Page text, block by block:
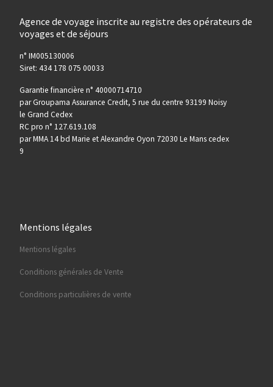
Agence de voyage inscrite au registre des opérateurs de
voyages et de séjours
n° IM005130006
Siret: 434 178 075 00033
Garantie financière n° 40000714710
par Groupama Assurance Credit, 5 rue du centre 93199 Noisy
le Grand Cedex
RC pro n° 127.619.108
par MMA 14 bd Marie et Alexandre Oyon 72030 Le Mans cedex
9
Mentions légales
Mentions légales
Conditions générales de Vente
Conditions particulières de vente